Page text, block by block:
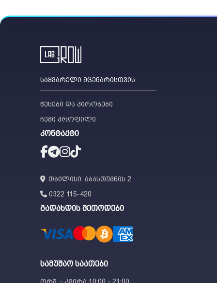
საყვარელი მცენარისთვის
წესები და პირობები
ჩემი პროფილი
კონტაქტი
თბილისი. აბასთუმნის 2
0322 115-420
გადახდის მეთოდები
სამუშაო საათები